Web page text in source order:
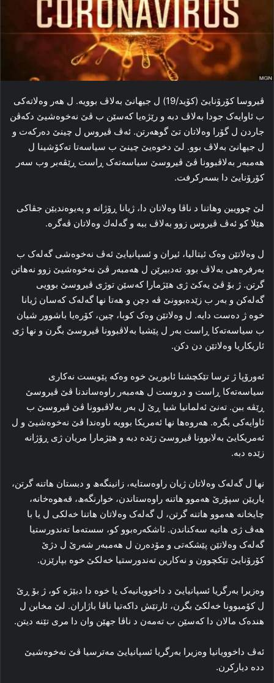
ڤیروسا كۆرۆنایێ (كۆید/19) ل جیهانێ به‌لاڤ بوویه‌. ل هه‌ر وه‌لاته‌کی
ب ئاوایه‌ک جودا به‌لاڤ دبه‌ و رێژەیا که‌سێن ب ڤێ نه‌خوه‌شیێ دکه‌ڤن
جاردن ل گۆرا وه‌لاتان تێ گوهه‌رتن. ئه‌ڤ ڤیروس ل چینێ ده‌رکه‌ت و
ل جیهانێ به‌لاڤ بوو. لێ دخوه‌یێ چینێ ب سیاسه‌تا ته‌کۆشینا ل
هەمبه‌ر به‌لاڤبوونا ڤێ ڤیروسێ سیاسه‌ته‌ک ڕاست ڕێڤه‌بر وب سەر
كۆرۆنایێ دا بسەركرفت.
لێ چوویین وهاتنا د ناڤا وه‌لاتان دا، ژیانا ڕۆژانه‌ و پەیوه‌ندیێن جڤاکی
هێلا كو ئه‌ڤ ڤیروس زوو به‌لاڤ ببه‌ و گەلەك وەلاتان ڤەگرە.
ل وه‌لاتێن وه‌ک ئیتالیا، ئیران و ئسپانیایێ ئه‌ڤ نه‌خوه‌شی گه‌له‌ک ب
بەرفرەھی به‌لاڤ بوو. ته‌دبیرێن ل هەمبه‌ر ڤێ نه‌خوه‌شیێ زوو نه‌هاتن
گرتن. ژ بۆ ڤێ یه‌کێ ژی هێژمارا که‌سێن توژی ڤیروسێ بوویی
گەلەكن و بەر ب زێدەبوونێ ڤە دچن و ھەتا نھا گه‌له‌ک که‌سان ژیانا
خوه‌ ژ ده‌ست دایە. ل وه‌لاتێن وه‌ک کوبا، چین، کۆره‌یا باشوور شیان
ب سیاسه‌ته‌کا ڕاست به‌ر ل پێشیا به‌لاڤبوونا ڤیروسێ بگرن و نها ژی
ئاریکاریا وه‌لاتێن دن دکن.
ئه‌ورۆپا ژ ترسا تێكچشنا ئابوریێ خوە وەكە پێویست نه‌کاری
سیاسه‌ته‌کا ڕاست و دروست ل هەمبه‌ر راوەساندنا ڤێ ڤیروسێ
ڕێڤه‌ ببن. ته‌نێ ئەلمانیا شیا ڕێ ل بەر به‌لاڤبوونا ڤێ ڤیروسێ ب
ئاوایه‌کی بگره‌. هه‌روه‌ها نها ئەمریکا بوویه‌ ناوه‌ندا ڤێ نه‌خوه‌شیێ و ل
ئەمریکایێ به‌لابوونا ڤیروسێ زێده‌ دبه‌ و هێژمارا مریان ژی ڕۆژانه‌
زێده‌ دبه‌.
نها ل گه‌له‌ک وه‌لاتان ژیان راوەستایە، زانینگه‌ھ و دبستان هاتنه‌ گرتن،
یاریێن سپۆرێ هه‌موو هاتنه‌ راوەستاندن، خوارنگەھ، قه‌هوه‌خانه‌،
چایخانه‌ هه‌موو هاتنه‌ گرتن، ل گه‌له‌ک وه‌لاتان هاتنا خه‌لکی ل یا با
هه‌ڤ ژی هاتیه‌ سه‌کناندن. ئاشکه‌ره‌بوو کو، سسته‌ما ته‌ندورستیا
گه‌له‌ک وه‌لاتێن پێشکه‌تی و مۆده‌رن ل هەمبه‌ر شه‌رێ ل دژێ
كۆرۆنایێ تێکچوون و نه‌کارین ته‌ندورستیا خه‌لکێ خوه‌ بپارێزن.
وه‌زیرا به‌رگریا ئسپانیایێ د داخوویانیه‌ک یا خوه‌ دا دبێژه‌ کو، ژ بۆ ڕێ
ل کۆمبوونا خه‌لکێ بگرن، ئارتێش داکه‌تیا ناڤا باژاران. لێ مخابن ل
هنده‌ک مالان دا که‌سێن ب ته‌مه‌ن د ناڤا جهێن وان دا مری تێنه‌ دیتن.
ئه‌ڤ داخوویانیا وه‌زیرا به‌رگریا ئسپانیایێ مه‌ترسیا ڤێ نه‌خوه‌شیێ
دده‌ دیارکرن.